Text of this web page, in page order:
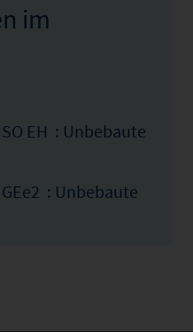
im
EH : Unbebaute
: Unbebaute